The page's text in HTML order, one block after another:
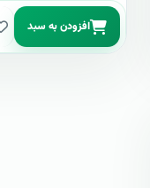
افزودن به سبد